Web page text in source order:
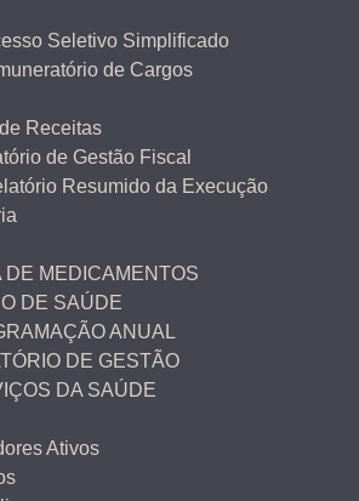
Seletivo Simplificado
de Cargos
Receitas
de Gestão Fiscal
Resumido da Execução
DE MEDICAMENTOS
DE SAÚDE
ANUAL
DE GESTÃO
DA SAÚDE
Ativos